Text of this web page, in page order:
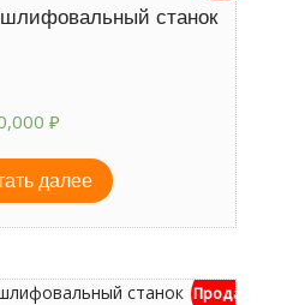
станок
₽
далее
Продан